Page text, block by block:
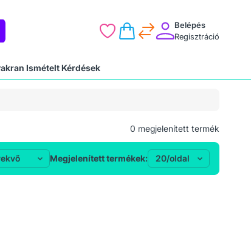
Belépés
Regisztráció
Ismételt Kérdések
0 megjelenített termék
Megjelenített termékek: